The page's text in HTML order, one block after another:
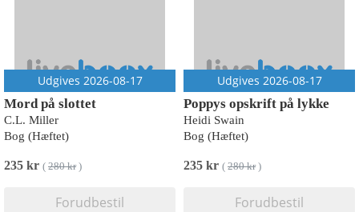
Udgives 2026-08-17
Mord på slottet
C.L. Miller
Bog (Hæftet)
235 kr ( 280 kr)
Forudbestil
Udgives 2026-08-17
Poppys opskrift på lykke
Heidi Swain
Bog (Hæftet)
235 kr ( 280 kr)
Forudbestil